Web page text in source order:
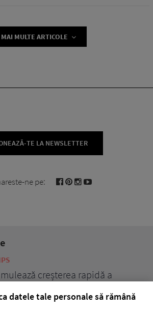
MAI MULTE ARTICOLE
TE LA NEWSLETTER
ne pe:
creșterea rapidă a
datele tale personale să rămână